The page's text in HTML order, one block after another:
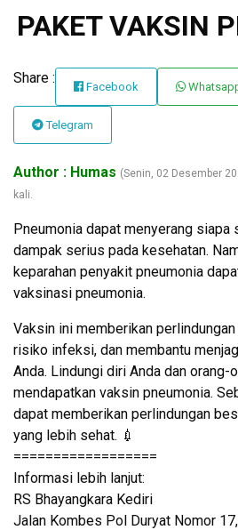
PAKET VAKSIN
Share :
Facebook
Telegram
Author : Humas (Senin, 02 Desember
kali.
Pneumonia dapat menyerang siapa
dampak serius pada kesehatan.
keparahan penyakit pneumonia
vaksinasi pneumonia.
Vaksin ini memberikan
risiko infeksi, dan membantu
Anda. Lindungi diri Anda dan orang-
mendapatkan vaksin pneumonia.
dapat memberikan perlindungan
yang lebih sehat. 💉
==================
Informasi lebih lanjut:
RS Bhayangkara Kediri
Jalan Kombes Pol Duryat Nomor